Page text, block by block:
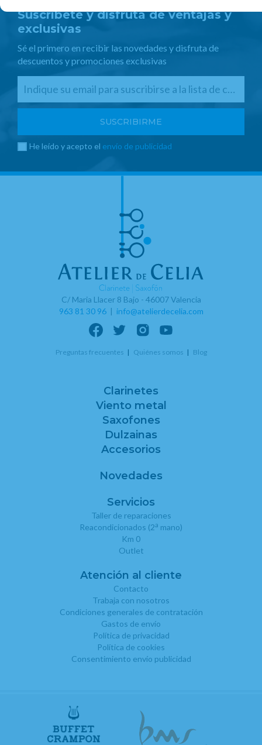
Suscríbete y disfruta de ventajas y
exclusivas
Sé el primero en recibir las novedades y disfruta de
descuentos y promociones exclusivas
He leído y acepto el envío de publicidad
C/ Maria Llacer 8 Bajo - 46007 Valencia
963 81 30 96| info@atelierdecelia.com
Preguntas frecuentes Quiénes somos Blog
Clarinetes
Viento metal
Saxofones
Dulzainas
Accesorios
Novedades
Servicios
Taller de reparaciones
Reacondicionados (2a mano)
Km 0
Outlet
Atención al cliente
Contacto
Trabaja con nosotros
Condiciones generales de contratación
Gastos de envío
Política de privacidad
Política de cookies
Consentimiento envío publicidad